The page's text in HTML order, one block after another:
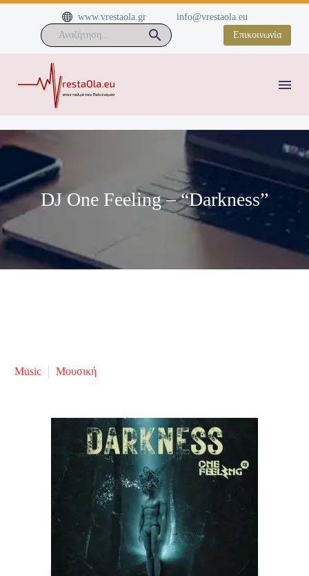

 www.vrestaola.gr
info@vrestaola.eu
Επικοινωνία
DJ One Feeling – “Darkness”
Music Μουσική